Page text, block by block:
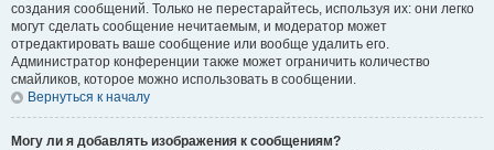
создания сообщений. Только не перестарайтесь, используя их: они легко
могут сделать сообщение нечитаемым, и модератор может
отредактировать ваше сообщение или вообще удалить его.
Администратор конференции также может ограничить количество
смайликов, которое можно использовать в сообщении.
Вернуться к началу
Могу ли я добавлять изображения к сообщениям?